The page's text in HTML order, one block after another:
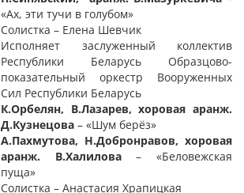
«Ах, эти тучи в голубом»
Солистка – Елена Шевчик
Исполняет
заслуженный коллектив
Республики Беларусь Образцово-
показательный оркестр Вооруженных
Сил Республики Беларусь
К.Орбелян, В.Лазарев, хоровая аранж.
Д.Кузнецова – «Шум берёз»
А.Пахмутова, Н.Добронравов, хоровая
аранж. В.Халилова– «Беловежская
пуща»
Солистка – Анастасия Храпицкая